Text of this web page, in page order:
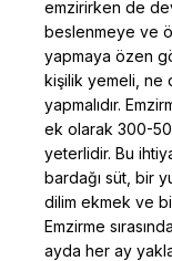
emzirirken de
beslenmeye ve
yapmaya özen
kişilik yemeli, ne
yapmalıdır.
ek olarak 300-
yeterlidir. Bu
bardağı süt, bir
dilim ekmek ve
Emzirme
ayda her ay